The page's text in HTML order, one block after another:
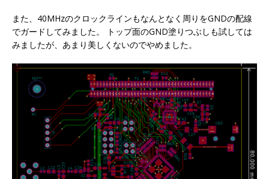
また、40MHzのクロックラインもなんとなく周りをGNDの配線
でガードしてみました。 トップ面のGND塗りつぶしも試しては
みましたが、あまり美しくないのでやめました。